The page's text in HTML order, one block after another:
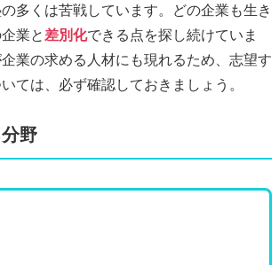
多くは苦戦しています。どの企業も生き
業と 差別化できる点を探し続けていま
業の求める人材にも現れるため、志望す
ては、必ず確認しておきましょう。
野